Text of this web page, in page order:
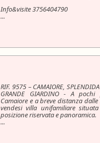
Info&visite 3756404790
...
RIF. 9575 – CAMAIORE,
GRANDE GIARDINO - A
Camaiore e a breve distanza
vendesi villa unifamiliare
posizione riservata e panoramica.
...